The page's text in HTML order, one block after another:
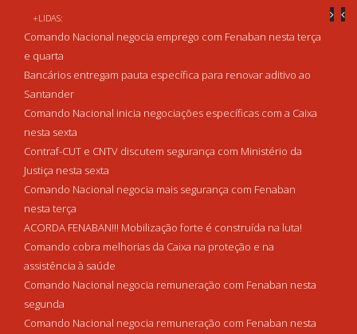
+LIDAS:
Comando Nacional negocia emprego com Fenaban nesta terça
e quarta
Bancários entregam pauta específica para renovar aditivo ao
Santander
Comando Nacional inicia negociações específicas com a Caixa
nesta sexta
Contraf-CUT e CNTV discutem segurança com Ministério da
Justiça nesta sexta
Comando Nacional negocia mais segurança com Fenaban
nesta terça
ACORDA FENABAN!!! Mobilização forte é construída na luta!
Comando cobra melhorias da Caixa na proteção e na
assistência à saúde
Comando Nacional negocia remuneração com Fenaban nesta
segunda
Comando Nacional negocia remuneração com Fenaban nesta